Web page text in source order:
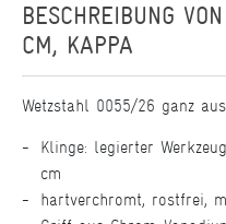
BESCHREIBUNG VON
CM, KAPPA
Wetzstahl 0055/26 ganz
Klinge: legierter
cm
hartverchromt, rostfrei,